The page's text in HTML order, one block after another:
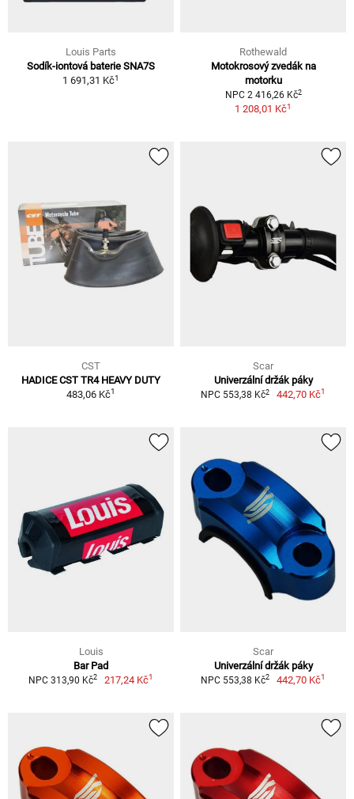
Louis Parts
Sodík-iontová baterie SNA7S
1 691,31 Kč1
Rothewald
Motokrosový zvedák na
motorku
NPC 2 416,26 Kč2
1 208,01 Kč1
CST
HADICE CST TR4 HEAVY DUTY
483,06 Kč1
Scar
Univerzální držák páky
NPC 553,38 Kč2 442,70 Kč1
Louis
Bar Pad
NPC 313,90 Kč2 217,24 Kč1
Scar
Univerzální držák páky
NPC 553,38 Kč2 442,70 Kč1